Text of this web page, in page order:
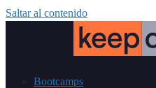
Saltar al contenido
Bootcamps